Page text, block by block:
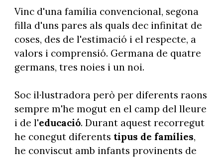
Vinc d'una família convencional, segona
filla d'uns pares als quals dec infinitat de
coses, des de l'estimació i el respecte, a
valors i comprensió. Germana de quatre
germans, tres noies i un noi.
Soc il·lustradora però per diferents raons
sempre m'he mogut en el camp del lleure
i de l'educació. Durant aquest recorregut
he conegut diferents tipus de famílies,
he conviscut amb infants provinents de